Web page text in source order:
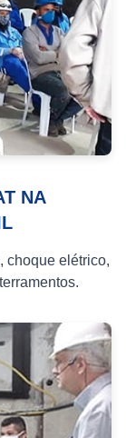
NA
choque elétrico,